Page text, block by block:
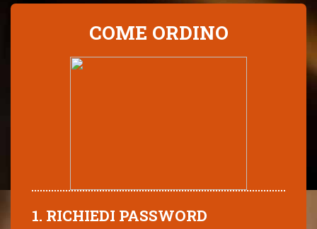
COME ORDINO
1. RICHIEDI PASSWORD